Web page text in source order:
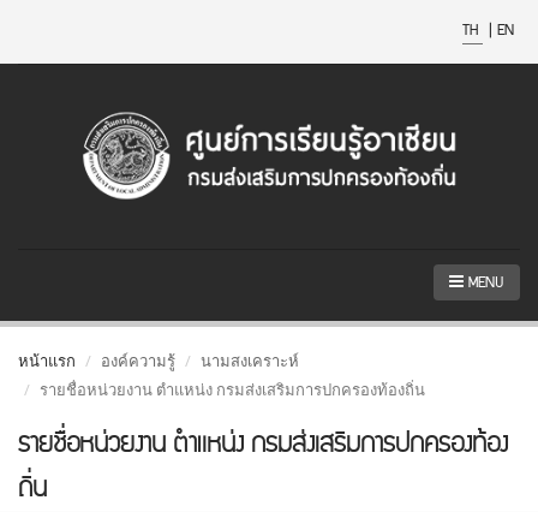
TH | EN
MENU
หน้าแรก องค์ความรู้
นามสงเคราะห์
รายชื่อหน่วยงาน ตำแหน่ง กรมส่งเสริมการปกครองท้องถิ่น
รายชื่อหน่วยงาน ตำแหน่ง กรมส่งเสริมการปกครองท้อง
ถิ่น